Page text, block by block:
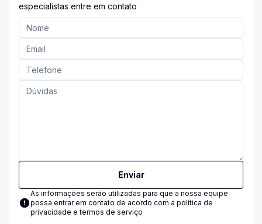
especialistas entre em contato
Enviar
As informações serão utilizadas para que a nossa equipe
possa entrar em contato de acordo com a política de
privacidade e termos de serviço